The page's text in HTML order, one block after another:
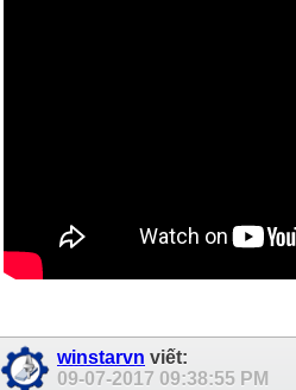
winstarvn viết:
09-07-2017 09:38:55 PM